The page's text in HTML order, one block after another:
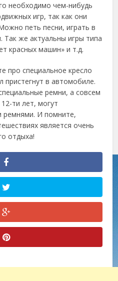
необходимо чем-нибудь
игр, так как они
петь песни, играть в
Так же актуальны игры типа
красных машин» и т.д.
про специальное кресло
в автомобиле.
ремни, а совсем
ти лет, могут
ремнями. И помните,
является очень
отдыха!